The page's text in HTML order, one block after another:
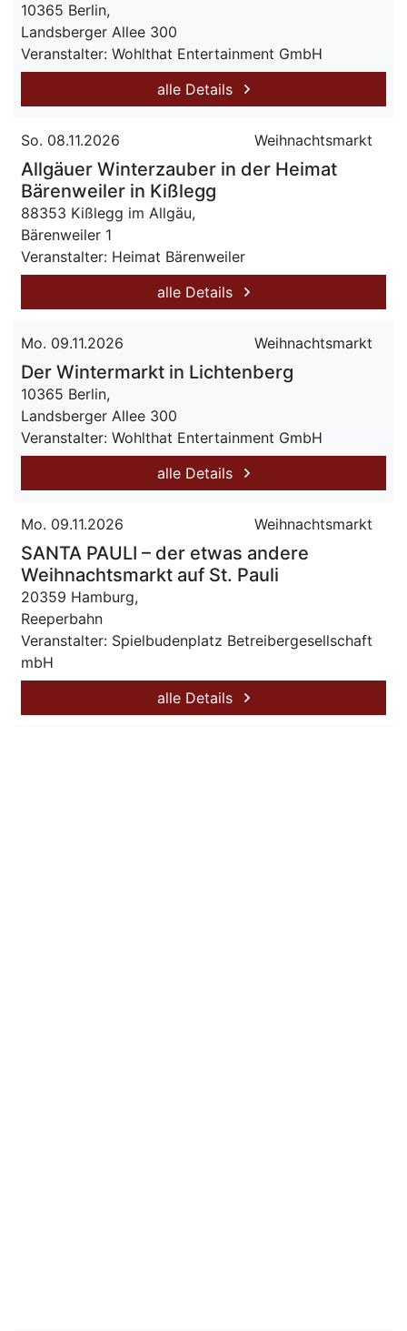
10365 Berlin,
Landsberger Allee 300
Veranstalter: Wohlthat Entertainment GmbH
alle Details
So. 08.11.2026 Weihnachtsmarkt
Allgäuer Winterzauber in der Heimat
Bärenweiler in Kißlegg
88353 Kißlegg im Allgäu,
Bärenweiler 1
Veranstalter: Heimat Bärenweiler
alle Details
Mo. 09.11.2026 Weihnachtsmarkt
Der Wintermarkt in Lichtenberg
10365 Berlin,
Landsberger Allee 300
Veranstalter: Wohlthat Entertainment GmbH
alle Details
Mo. 09.11.2026 Weihnachtsmarkt
SANTA PAULI – der etwas andere
Weihnachtsmarkt auf St. Pauli
20359 Hamburg,
Reeperbahn
Veranstalter: Spielbudenplatz Betreibergesellschaft
mbH
alle Details